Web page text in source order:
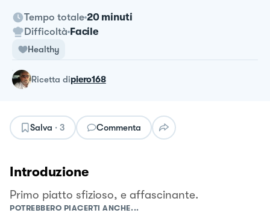
Tempo totale 20 minuti
Difficoltà Facile
Healthy
ricetta dipiero168
Salva · 3 Commenta
Introduzione
Primo piatto sfizioso, e affascinante.
POTREBBERO PIACERTI ANCHE...